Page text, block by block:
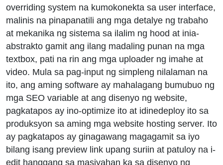
overriding system na kumokonekta sa user interface,
malinis na pinapanatili ang mga detalye ng trabaho
at mekanika ng sistema sa ilalim ng hood at inia-
abstrakto gamit ang ilang madaling punan na mga
textbox, pati na rin ang mga uploader ng imahe at
video. Mula sa pag-input ng simpleng nilalaman na
ito, ang aming software ay mahalagang bumubuo ng
mga SEO variable at ang disenyo ng website,
pagkatapos ay ino-optimize ito at idinedeploy ito sa
produksyon sa aming mga website hosting server. Ito
ay pagkatapos ay ginagawang magagamit sa iyo
bilang isang preview link upang suriin at patuloy na i-
edit hanggang sa masiyahan ka sa disenyo ng